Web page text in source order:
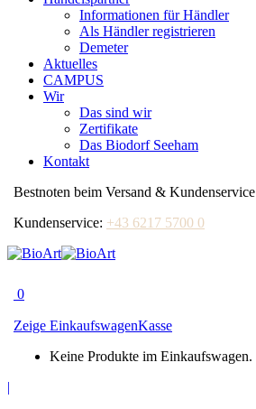
Informationen für Händler
Als Händler registrieren
Demeter
Aktuelles
CAMPUS
Wir
Das sind wir
Zertifikate
Das Biodorf Seeham
Kontakt
Bestnoten beim Versand & Kundenservice
Kundenservice: +43 6217 5700 0
0
Zeige EinkaufswagenKasse
Keine Produkte im Einkaufswagen.
|